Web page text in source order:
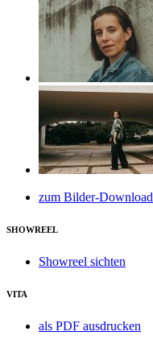
zum Bilder-Download
SHOWREEL
Showreel sichten
VITA
als PDF ausdrucken